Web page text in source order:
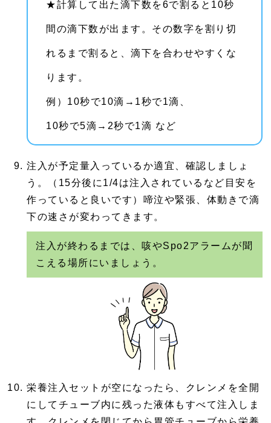
★計算して出た滴下数を6で割ると10秒
間の滴下数が出ます。その数字を割り切
れるまで割ると、滴下を合わせやすくな
ります。
例）10秒で10滴→1秒で1滴、
10秒で5滴→2秒で1滴 など
注入が予定量入っているか適宜、確認しましょ
う。（15分後に1/4は注入されているなど目安を
作っていると良いです）啼泣や緊張、体動きで滴
下の速さが変わってきます。
注入が終わるまでは、咳やSpo2アラームが聞
こえる場所にいましょう。
栄養注入セットが空になったら、クレンメを全開
にしてチューブ内に残った液体もすべて注入しま